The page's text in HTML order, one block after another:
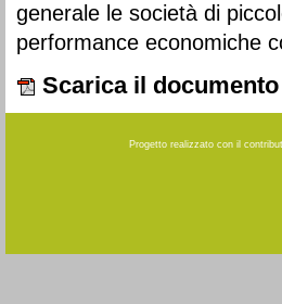
generale le società di
performance economiche
Scarica il documento
Progetto realizzato con il